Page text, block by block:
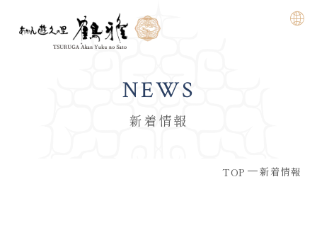
NEWS
新着情報
TOP 新着情報